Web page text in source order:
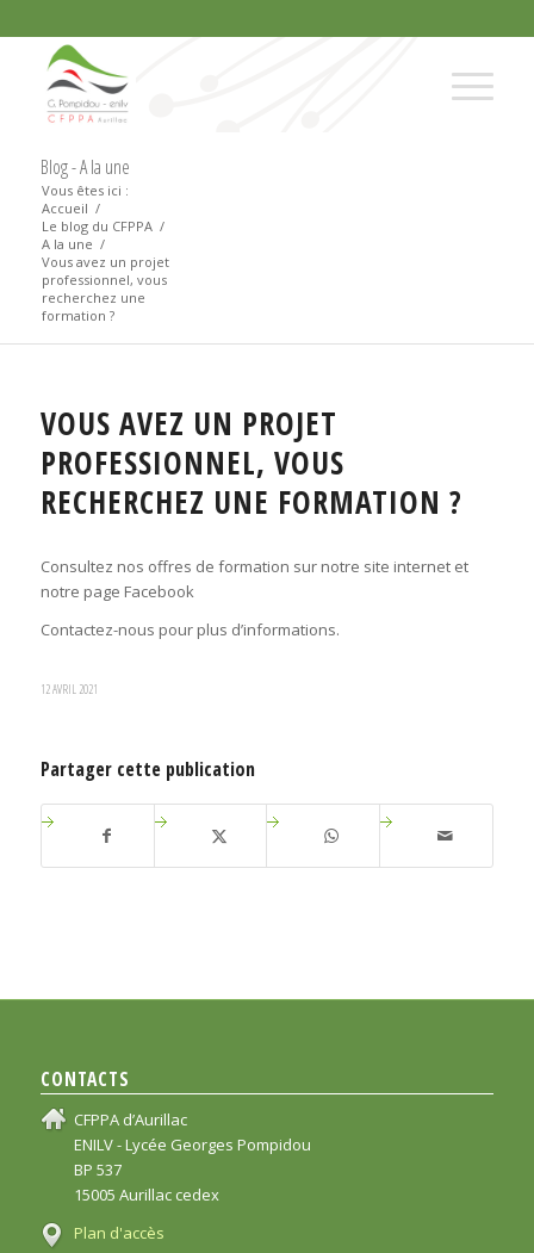
Blog - A la une
Vous êtes ici :
Accueil /
Le blog du CFPPA /
A la une /
Vous avez un projet
professionnel, vous
recherchez une
formation ?
VOUS AVEZ UN PROJET
PROFESSIONNEL, VOUS
RECHERCHEZ UNE FORMATION ?
Consultez nos offres de formation sur notre site internet et
notre page Facebook
Contactez-nous pour plus d’informations.
12 AVRIL 2021
Partager cette publication
CONTACTS
CFPPA d’Aurillac
ENILV - Lycée Georges Pompidou
BP 537
15005 Aurillac cedex
Plan d'accès